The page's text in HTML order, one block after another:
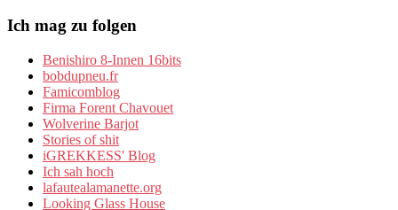
Ich mag zu folgen
Benishiro 8-Innen 16bits
bobdupneu.fr
Famicomblog
Firma Forent Chavouet
Wolverine Barjot
Stories of shit
iGREKKESS' Blog
Ich sah hoch
lafautealamanette.org
Looking Glass House